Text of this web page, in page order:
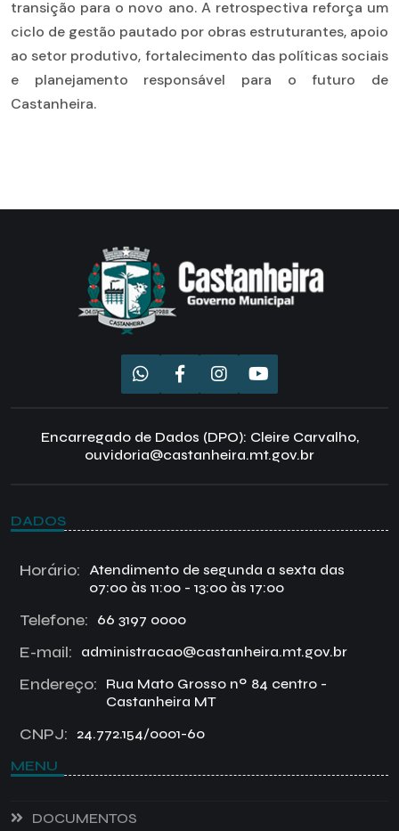
transição para o novo ano. A retrospectiva reforça um
ciclo de gestão pautado por obras estruturantes, apoio
ao setor produtivo, fortalecimento das políticas sociais
e planejamento responsável para o futuro de
Castanheira.
Encarregado de Dados (DPO): Cleire Carvalho,
ouvidoria@castanheira.mt.gov.br
DADOS
Horário:
Atendimento de segunda a sexta das
07:00 às 11:00 - 13:00 às 17:00
Telefone: 66 3197 0000
E-mail: administracao@castanheira.mt.gov.br
Endereço:
Rua Mato Grosso nº 84 centro -
Castanheira MT
CNPJ: 24.772.154/0001-60
MENU
DOCUMENTOS